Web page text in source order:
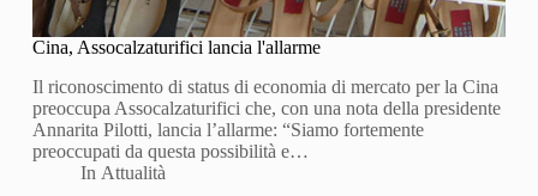
Cina, Assocalzaturifici lancia l'allarme
Il riconoscimento di status di economia di mercato per la Cina
preoccupa Assocalzaturifici che, con una nota della presidente
Annarita Pilotti, lancia l’allarme: “Siamo fortemente
preoccupati da questa possibilità e…
In Attualità